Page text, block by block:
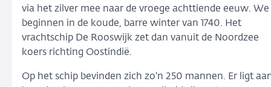
via het zilver mee naar de vroege achttiende eeuw. We
beginnen in de koude, barre winter van 1740. Het
vrachtschip De Rooswijk zet dan vanuit de Noordzee
koers richting Oostindië.
Op het schip bevinden zich zo'n 250 mannen. Er ligt